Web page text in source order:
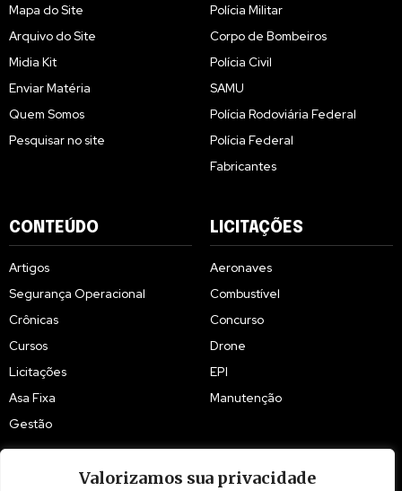
Valorizamos sua privacidade
Mapa do Site
Arquivo do Site
Midia Kit
Enviar Matéria
Quem Somos
Pesquisar no site
Polícia Militar
Corpo de Bombeiros
Polícia Civil
SAMU
Polícia Rodoviária Federal
Polícia Federal
Fabricantes
CONTEÚDO
Artigos
Segurança Operacional
Crônicas
Cursos
Licitações
Asa Fixa
Gestão
LICITAÇÕES
Aeronaves
Combustível
Concurso
Drone
EPI
Manutenção